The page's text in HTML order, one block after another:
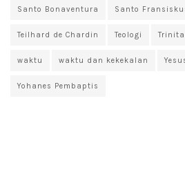
Santo Bonaventura Santo
Teilhard de Chardin Teologi
waktu waktu dan kekekalan
Yohanes Pembaptis